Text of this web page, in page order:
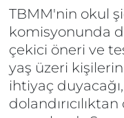
TBMM'nin okul
komisyonunda
çekici öneri ve
yaş üzeri
ihtiyaç